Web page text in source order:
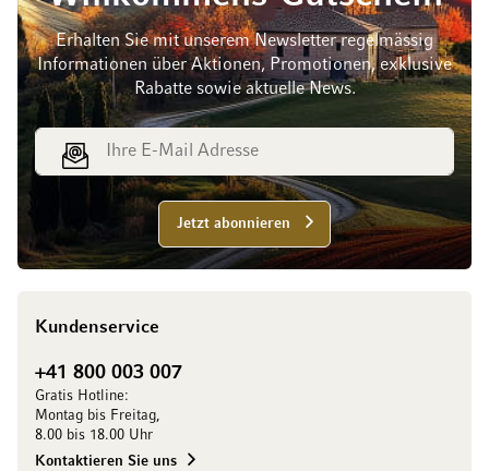
Erhalten Sie mit unserem Newsletter regelmässig
Informationen über Aktionen, Promotionen, exklusive
Rabatte sowie aktuelle News.
E-Mail Adresse
Jetzt abonnieren
Kundenservice
+41 800 003 007
Gratis Hotline:
Montag bis Freitag,
8.00 bis 18.00 Uhr
Kontaktieren Sie uns